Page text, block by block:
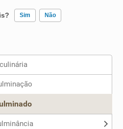
Sim Não
me ajudou
culinária